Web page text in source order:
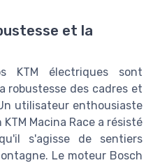
et la
KTM électriques sont
robustesse des cadres et
utilisateur enthousiaste
Macina Race a résisté
s'agisse de sentiers
Le moteur Bosch